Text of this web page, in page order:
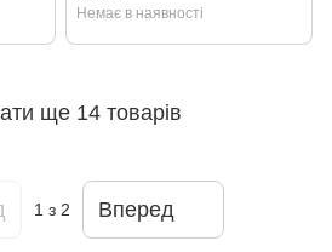
Немає в наявності
ще 14 товарів
1 з 2 Вперед